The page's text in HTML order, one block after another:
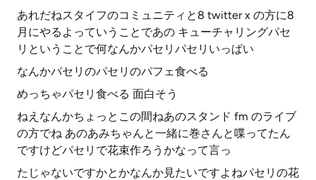
あれだねスタイフのコミュニティと8 twitter x の方に8
月にやるよっていうことであの キューチャリングパセ
リということで何なんかパセリパセリいっぱい
なんかパセリのパセリのパフェ食べる
めっちゃパセリ食べる 面白そう
ねえなんかちょっとこの間ねあのスタンド fm のライブ
の方でね あのあみちゃんと一緒に巻さんと喋ってたん
ですけどパセリで花束作ろうかなって言っ
たじゃないですかとかなんか見たいですよねパセリの花